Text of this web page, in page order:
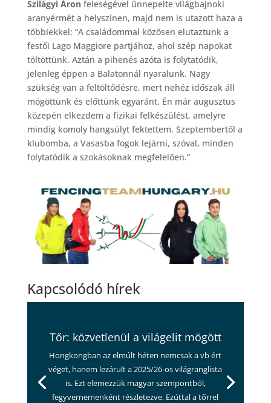
Szilágyi Áronfeleségével ünnepelte világbajnoki
aranyérmét a helyszínen, majd nem is utazott haza a
többiekkel: “A családommal közösen elutaztunk a
festői Lago Maggiore partjához, ahol szép napokat
töltöttünk. Aztán a pihenés azóta is folytatódik,
jelenleg éppen a Balatonnál nyaralunk. Nagy
szükség van a feltöltődésre, mert nehéz időszak áll
mögöttünk és előttünk egyaránt. Én már augusztus
közepén elkezdem a fizikai felkészülést, amelyre
mindig komoly hangsúlyt fektettem. Szeptembertől a
klubomba, a Vasasba fogok lejárni, szóval, minden
folytatódik a szokásoknak megfelelően.”
Kapcsolódó hírek
Tőr: közvetlenül a világelit mögött
Hongkongban az elmúlt héten nemcsak a vb ért
véget, hanem lezárult a 2025/26-os világranglista
is. Ezt elemezzük magyar szempontból,
fegyvernemenként részletezve. Ezúttal a tőrrel